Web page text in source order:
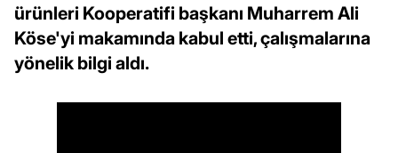
ürünleri Kooperatifi başkanı Muharrem Ali
Köse'yi makamında kabul etti, çalışmalarına
yönelik bilgi aldı.